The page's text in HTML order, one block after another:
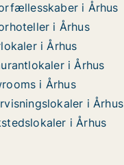
i Århus
i Århus
i Århus
i Århus
i Århus
i Århus
i Århus